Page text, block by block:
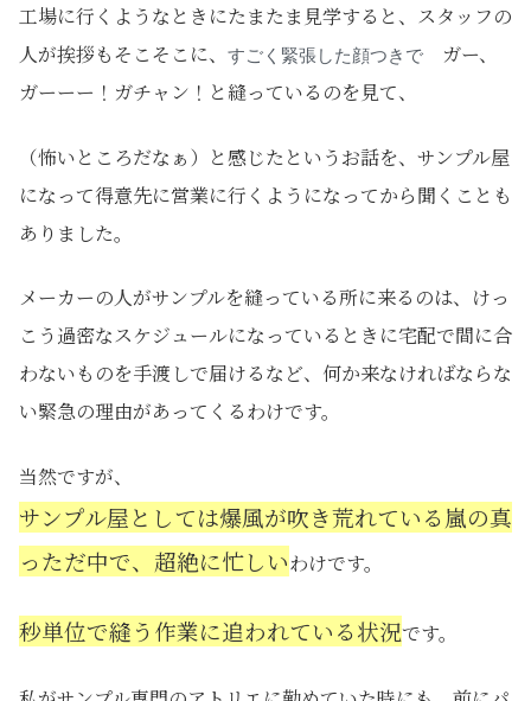
工場に行くようなときにたまたま見学すると、スタッフの
人が挨拶もそこそこに、
すごく緊張した顔つきで
ガー、
ガーーー！ガチャン！と縫っているのを見て、
（怖いところだなぁ）と感じたというお話を、サンプル屋
になって得意先に営業に行くようになってから聞くことも
ありました。
メーカーの人がサンプルを縫っている所に来るのは、けっ
こう過密なスケジュールになっているときに宅配で間に合
わないものを手渡しで届けるなど、何か来なければならな
い緊急の理由があってくるわけです。
当然ですが、
サンプル屋としては爆風が吹き荒れている嵐の真
っただ中で、超絶に忙しいわけです。
秒単位で縫う作業に追われている状況です。